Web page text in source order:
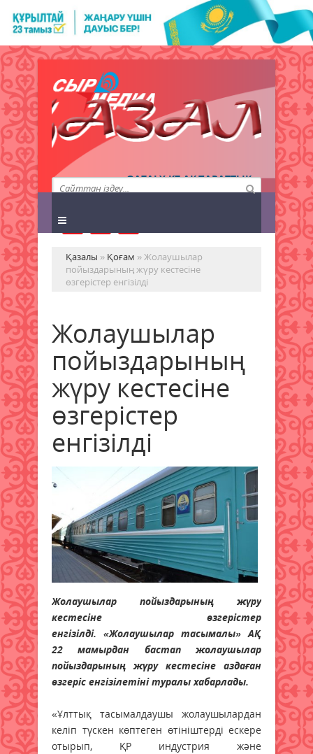
QAZALY.KZ АҚПАРАТТЫҚ
АГЕНТТІГІ
Қазалы » Қоғам » Жолаушылар
пойыздарының жүру кестесіне
өзгерістер енгізілді
Жолаушылар
пойыздарының
жүру кестесіне
өзгерістер
енгізілді
Жолаушылар пойыздарының жүру
кестесіне өзгерістер
енгізілді. «Жолаушылар тасымалы» АҚ
22 мамырдан бастап жолаушылар
пойыздарының жүру кестесіне аздаған
өзгеріс енгізілетіні туралы хабарлады.
«Ұлттық тасымалдаушы жолаушылардан
келіп түскен көптеген өтініштерді ескере
отырып, ҚР индустрия және